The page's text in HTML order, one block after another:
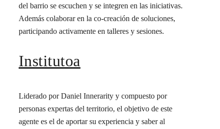
del barrio se escuchen y se integren en las iniciativas.
Además colaborar en la co-creación de soluciones,
participando activamente en talleres y sesiones.
Institutoa
Liderado por Daniel Innerarity y compuesto por
personas expertas del territorio, el objetivo de este
agente es el de aportar su experiencia y saber al